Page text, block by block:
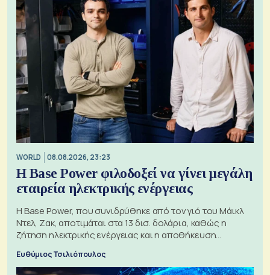
WORLD 08.08.2026, 23:23
Η Base Power φιλοδοξεί να γίνει μεγάλη
εταιρεία ηλεκτρικής ενέργειας
Η Base Power, που συνιδρύθηκε από τον γιό του Μάικλ
Ντελ, Ζακ, αποτιμάται στα 13 δισ. δολάρια, καθώς η
ζήτηση ηλεκτρικής ενέργειας και η αποθήκευση
Ευθύμιος Τσιλιόπουλος